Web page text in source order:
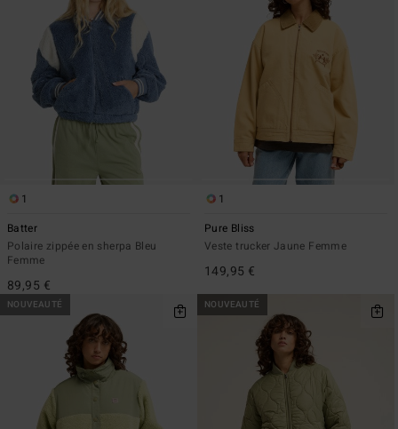
1
Batter
Polaire zippée en sherpa Bleu
Femme
89,95 €
1
Pure Bliss
Veste trucker Jaune Femme
149,95 €
NOUVEAUTÉ NOUVEAUTÉ